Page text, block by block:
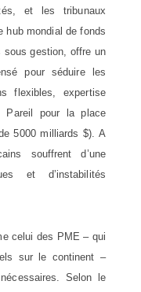
et les tribunaux
hub mondial de fonds
sous gestion, offre un
pour séduire les
flexibles, expertise
Pareil pour la place
5000 milliards $). A
souffrent d’une
et d’instabilités
celui des PME – qui
sur le continent –
Selon le